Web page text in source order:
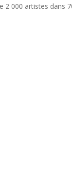
2 000 artistes dans